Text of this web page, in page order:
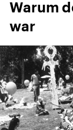
Warum
war